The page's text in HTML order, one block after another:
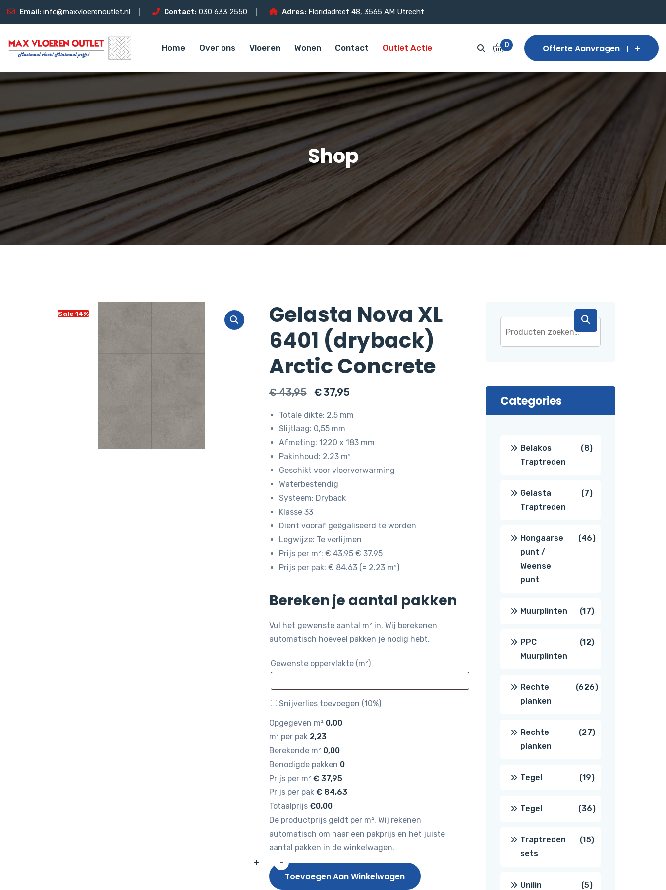
Email: info@maxvloerenoutlet.nl Contact: 030 633 2550 Adres: Floridadreef 48, 3565 AM Utrecht
Home Over ons Vloeren Wonen Contact Outlet Actie 0 Offerte Aanvragen
Shop
Sale 14%
Gelasta Nova XL
6401 (dryback)
Arctic Concrete
€43,95
Oorspronkelijke
was:
€ 43,95.
€37,95Huidige
€ 37,95.
Totale dikte: 2,5 mm
Slijtlaag: 0,55 mm
Afmeting: 1220 x 183 mm
Pakinhoud: 2.23 m²
Geschikt voor vloerverwarming
Waterbestendig
Systeem: Dryback
Klasse 33
Dient vooraf geëgaliseerd te worden
Legwijze: Te verlijmen
Prijs per m²: € 43.95 € 37.95
Prijs per pak: € 84.63 (= 2.23 m²)
Bereken je aantal pakken
Vul het gewenste aantal m² in. Wij berekenen
automatisch hoeveel pakken je nodig hebt.
Gewenste oppervlakte (m²)
Snijverlies toevoegen (10%)
Opgegeven m² 0,00
m² per pak 2,23
Berekende m² 0,00
Benodigde pakken 0
Prijs per m² €37,95
Prijs per pak €84,63
Totaalprijs €0,00
De productprijs geldt per m². Wij rekenen
automatisch om naar een pakprijs en het juiste
aantal pakken in de winkelwagen.
-
Gelasta
Nova
+
Toevoegen Aan Winkelwagen
Categories
Belakos
Traptreden
88
Gelasta
Traptreden
77
Hongaarse
punt /
Weense
punt
4646
Muurplinten 1717
producten
PPC
Muurplinten
1212
Rechte
planken
626626
Rechte
planken
2727
Tegel 1919
producten
Tegel 3636
producten
Traptreden
sets
1515
Unilin
55